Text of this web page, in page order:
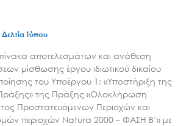
Τύπου
αποτελεσμάτων και ανάθεση
μίσθωσης έργου ιδιωτικού δικαίου
του Υποέργου 1: «Υποστήριξη της
Πράξης» της Πράξης «Ολοκλήρωση
Προστατευόμενων Περιοχών και
περιοχών Natura 2000 – ΦΑΣΗ Β’» με